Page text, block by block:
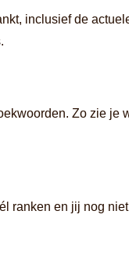
inclusief de
Zo zie je
ranken en jij nog